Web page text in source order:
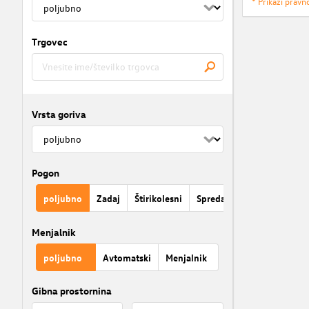
Trgovec
Vrsta goriva
Pogon
poljubno Zadaj Štirikolesni Spredaj
Menjalnik
poljubno Avtomatski Menjalnik
Gibna prostornina